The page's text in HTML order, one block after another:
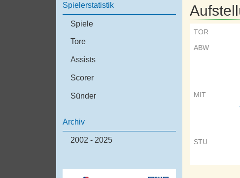
Spielerstatistik
Spiele
Tore
Assists
Scorer
Sünder
Archiv
2002 - 2025
TOR
ABW
MIT
STU